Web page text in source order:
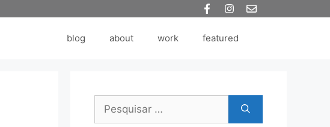
blog about work featured
Pesquisar